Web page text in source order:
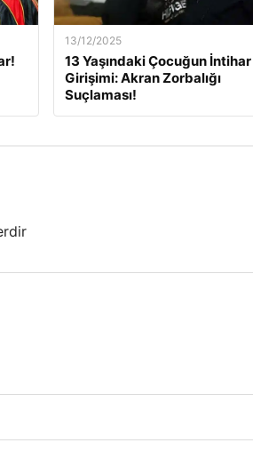
13/12/2025
13 Yaşındaki Çocuğun İntihar
Girişimi: Akran Zorbalığı
Suçlaması!